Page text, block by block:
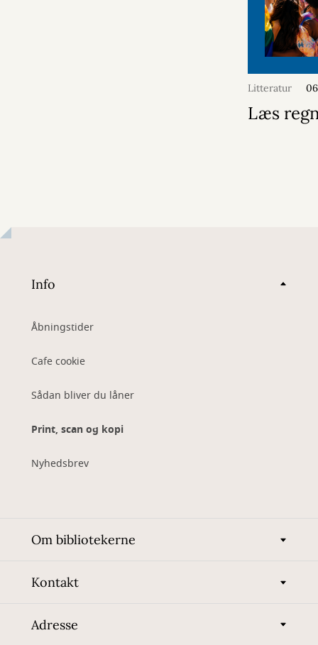
Litteratur
Læs
Info
Åbningstider
Cafe cookie
Sådan bliver du låner
Print, scan og kopi
Nyhedsbrev
Om bibliotekerne
Kontakt
Adresse